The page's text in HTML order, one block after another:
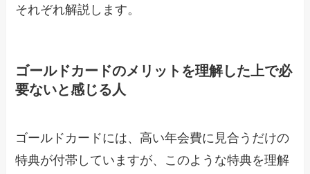
それぞれ解説します。
ゴールドカードのメリットを理解した上で必
要ないと感じる人
ゴールドカードには、高い年会費に見合うだけの
特典が付帯していますが、このような特典を理解